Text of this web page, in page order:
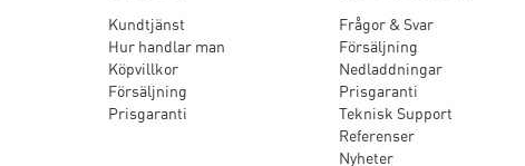
Kundtjänst
Hur handlar man
Köpvillkor
Försäljning
Prisgaranti
Frågor & Svar
Försäljning
Nedladdningar
Prisgaranti
Teknisk Support
Referenser
Nyheter